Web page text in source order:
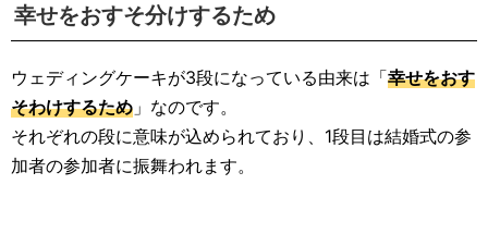
幸せをおすそ分けするため
ウェディングケーキが3段になっている由来は「幸せをおす
そわけするため 」なのです。
それぞれの段に意味が込められており、1段目は結婚式の参
加者の参加者に振舞われます。